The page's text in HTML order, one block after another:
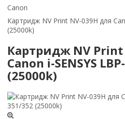
Canon
Картридж NV Print NV-039H для
(25000k)
Картридж NV Print
Canon i-SENSYS
(25000k)